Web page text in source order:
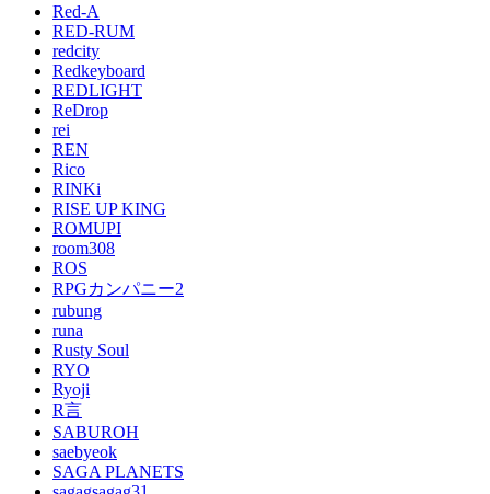
Red-A
RED-RUM
redcity
Redkeyboard
REDLIGHT
ReDrop
rei
REN
Rico
RINKi
RISE UP KING
ROMUPI
room308
ROS
RPGカンパニー2
rubung
runa
Rusty Soul
RYO
Ryoji
R言
SABUROH
saebyeok
SAGA PLANETS